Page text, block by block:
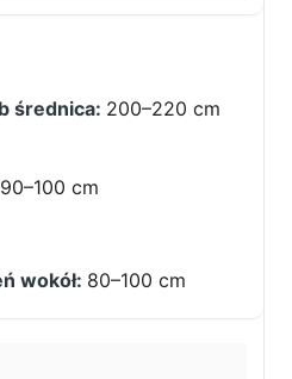
200–220 cm
90–100 cm
80–100 cm